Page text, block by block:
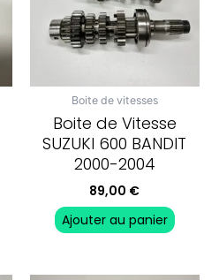
Boite de vitesses
Boite de Vitesse
SUZUKI 600 BANDIT
2000-2004
89,00 €
Ajouter au panier